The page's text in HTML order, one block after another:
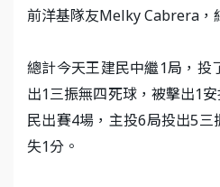
前洋基隊友Melky Cabrera，
總計今天王建民中繼1局，投
出1三振無四死球，被擊出1
民出賽4場，主投6局投出5
失1分。